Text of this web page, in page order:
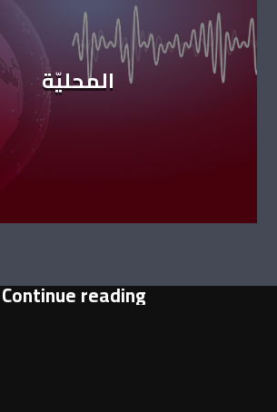
المحليّة
Continue reading